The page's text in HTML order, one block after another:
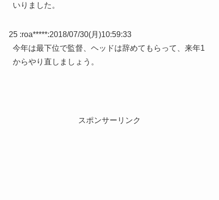
いりました。
25 :roa*****:2018/07/30(月)10:59:33
今年は最下位で監督、ヘッドは辞めてもらって、来年1
からやり直しましょう。
スポンサーリンク